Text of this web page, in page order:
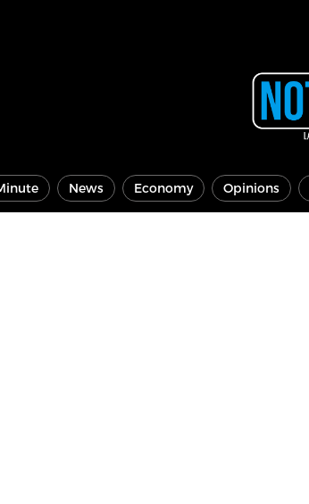
News Economy Opinions